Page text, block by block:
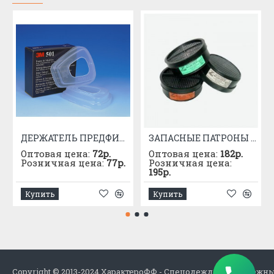
ДЕРЖАТЕЛЬ ПРЕДФИЛЬТРА 3М 501
Оптовая цена: 72р.
Розничная цена:77р.
Купить
ЗАПАСНЫЕ ПАТРОНЫ К РПГ-67 МАРКИ "А"
Оптовая цена: 182р.
Розничная цена:
195р.
Купить
Copyright © 2013-2024 ХарактероФФ - Спецодежда в